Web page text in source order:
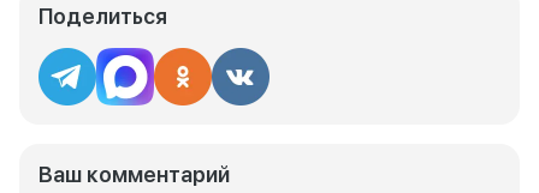
Поделиться
Ваш комментарий